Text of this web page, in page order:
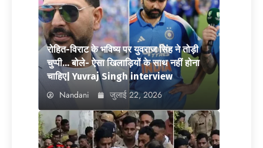
रोहित-विराट के भविष्य पर युवराज सिंह ने तोड़ी
चुप्पी… बोले- ऐसा खिलाड़ियों के साथ नहीं होना
चाहिए| Yuvraj Singh interview
Nandani जुलाई 22, 2026